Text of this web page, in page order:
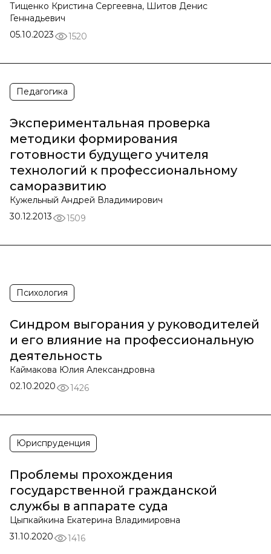
Тищенко Кристина Сергеевна, Шитов Денис
Геннадьевич
05.10.2023
1520
Педагогика
Экспериментальная проверка
методики формирования
готовности будущего учителя
технологий к профессиональному
саморазвитию
Кужельный Андрей Владимирович
30.12.2013
1509
Психология
Синдром выгорания у руководителей
и его влияние на профессиональную
деятельность
Каймакова Юлия Александровна
02.10.2020
1426
Юриспруденция
Проблемы прохождения
государственной гражданской
службы в аппарате суда
Цыпкайкина Екатерина Владимировна
31.10.2020
1416